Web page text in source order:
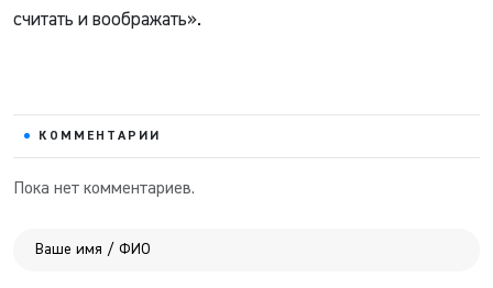
считать и воображать».
КОММЕНТАРИИ
Пока нет комментариев.